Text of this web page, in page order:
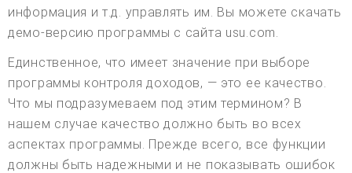
информация и т.д. управлять им. Вы можете скачать
демо-версию программы с сайта usu.com.
Единственное, что имеет значение при выборе
программы контроля доходов, — это ее качество.
Что мы подразумеваем под этим термином? В
нашем случае качество должно быть во всех
аспектах программы. Прежде всего, все функции
должны быть надежными и не показывать ошибок